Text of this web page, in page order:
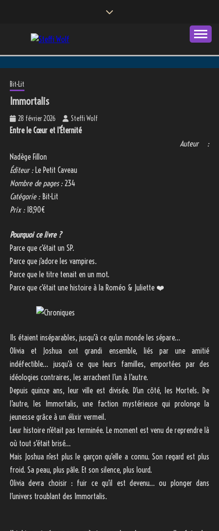
STEFFI WOLF
Bit-Lit
Immortalis
28 février 2026 Steffi Wolf
Entre le Cœur et l’Éternité
Auteur :
Nadège Fillon
Éditeur :Le Petit Caveau
Nombre de pages :234
Catégorie :Bit-Lit
Prix :18,90€
Pourquoi ce livre ?
Parce que c’était un SP.
Parce que j’adore les vampires.
Parce que le titre tenait en un mot.
Parce que c’était une histoire à la Roméo & Juliette ❤️
Ils étaient inséparables, jusqu’à ce qu’un monde les sépare…
Olivia et Joshua ont grandi ensemble, liés par une amitié
indéfectible… jusqu’à ce que leurs familles, emportées par des
idéologies contraires, les arrachent l’un à l’autre.
Depuis quinze ans, leur ville est divisée. D’un côté, les Mortels. De
l’autre, les Immortalis, une faction mystérieuse qui prolonge la
jeunesse grâce à un élixir vermeil.
Leur histoire n’était pas terminée. Le moment est venu de reprendre là
où tout s’était brisé…
Mais Joshua n’est plus le garçon qu’elle a connu. Son regard est plus
froid. Sa peau, plus pâle. Et son silence, plus lourd.
Olivia devra choisir : fuir ce qu’il est devenu… ou plonger dans
l’univers troublant des Immortalis.